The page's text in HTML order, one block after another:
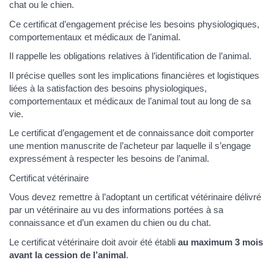
chat ou le chien.
Ce certificat d’engagement précise les besoins physiologiques,
comportementaux et médicaux de l’animal.
Il rappelle les obligations relatives à l’identification de l’animal.
Il précise quelles sont les implications financières et logistiques
liées à la satisfaction des besoins physiologiques,
comportementaux et médicaux de l’animal tout au long de sa
vie.
Le certificat d’engagement et de connaissance doit comporter
une mention manuscrite de l’acheteur par laquelle il s’engage
expressément à respecter les besoins de l’animal.
Certificat vétérinaire
Vous devez remettre à l’adoptant un certificat vétérinaire délivré
par un vétérinaire au vu des informations portées à sa
connaissance et d’un examen du chien ou du chat.
Le certificat vétérinaire doit avoir été établi au maximum 3 mois
avant la cession de l’animal.